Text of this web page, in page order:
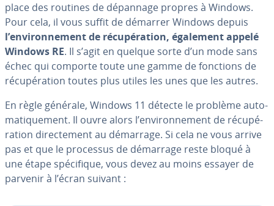
place des routines de dépannage propres à Windows.
Pour cela, il vous suffit de démarrer Windows depuis
l’en­vi­ron­ne­ment de ré­cu­pé­ra­tion, également appelé
Windows RE. Il s’agit en quelque sorte d’un mode sans
échec qui comporte toute une gamme de fonctions de
ré­cu­pé­ra­tion toutes plus utiles les unes que les autres.
En règle générale, Windows 11 détecte le problème au­to­
ma­ti­que­ment. Il ouvre alors l’en­vi­ron­ne­ment de ré­cu­pé­
ra­tion di­rec­te­ment au démarrage. Si cela ne vous arrive
pas et que le processus de démarrage reste bloqué à
une étape spé­ci­fique, vous devez au moins essayer de
parvenir à l’écran suivant :